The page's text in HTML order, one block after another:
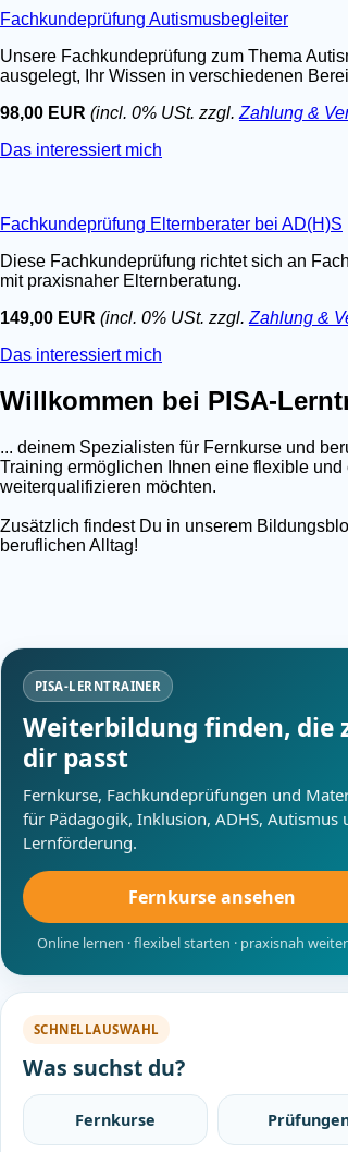
Fachkundeprüfung Autismusbegleiter
Unsere Fachkundeprüfung zum Thema
ausgelegt, Ihr Wissen in verschiedenen
98,00 EUR (incl. 0% USt. zzgl. Zahlung &
Das interessiert mich
Fachkundeprüfung Elternberater bei AD(H)S
Diese Fachkundeprüfung richtet sich an
mit praxisnaher Elternberatung.
149,00 EUR (incl. 0% USt. zzgl. Zahlung &
Das interessiert mich
Willkommen bei PISA-
... deinem Spezialisten für Fernkurse und
Training ermöglichen Ihnen eine flexible
weiterqualifizieren möchten.
Zusätzlich findest Du in unserem
beruflichen Alltag!
PISA-LERNTRAINER
Weiterbildung finden, die
dir passt
Fernkurse, Fachkundeprüfungen und
für Pädagogik, Inklusion, ADHS, Autismus
Lernförderung.
Fernkurse ansehen
Online lernen · flexibel starten · praxisnah
SCHNELLAUSWAHL
Was suchst du?
Fernkurse